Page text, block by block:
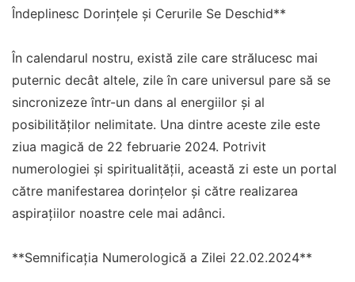
Îndeplinesc Dorințele și Cerurile Se Deschid**
În calendarul nostru, există zile care strălucesc mai
puternic decât altele, zile în care universul pare să se
sincronizeze într-un dans al energiilor și al
posibilităților nelimitate. Una dintre aceste zile este
ziua magică de 22 februarie 2024. Potrivit
numerologiei și spiritualității, această zi este un portal
către manifestarea dorințelor și către realizarea
aspirațiilor noastre cele mai adânci.
**Semnificația Numerologică a Zilei 22.02.2024**